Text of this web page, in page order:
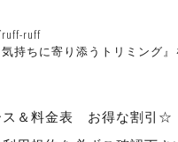
ruff
持ちに寄り添うトリミング
ス＆料金表 お得な割引☆